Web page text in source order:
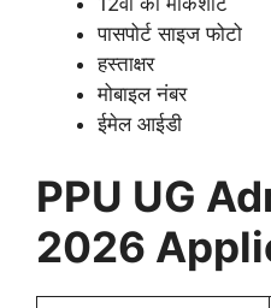
पासपोर्ट साइज फोटो
हस्ताक्षर
मोबाइल नंबर
ईमेल आईडी
PPU UG
2026